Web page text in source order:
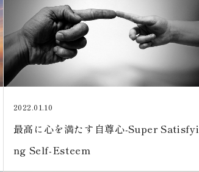
2022.01.10
最高に心を満たす自尊心-Super Satisfyi
ng Self-Esteem